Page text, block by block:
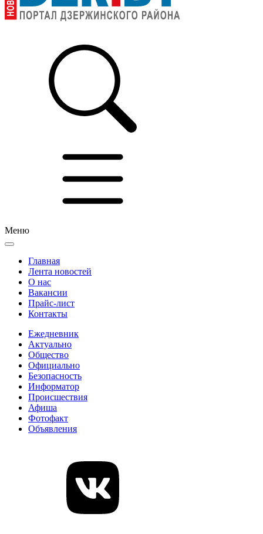
Меню
Главная
Лента новостей
О нас
Вакансии
Прайс-лист
Контакты
Ежедневник
Актуально
Общество
Официально
Безопасность
Информатор
Происшествия
Афиша
Фотофакт
Объявления